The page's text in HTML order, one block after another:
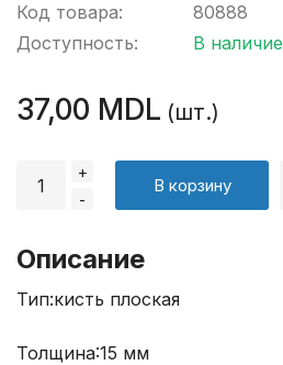
Код товара:
Доступность:
80888
В наличие
37,00 MDL (шт.)
+
-
В корзину
Описание
Тип:кисть плоская
Толщина:15 мм